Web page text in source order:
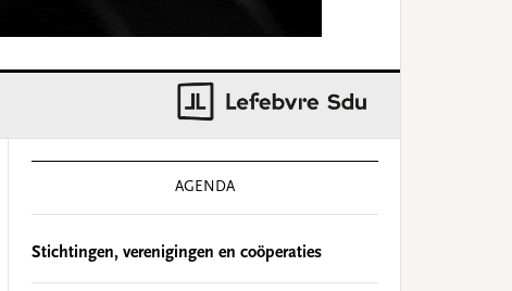
AGENDA
Stichtingen, verenigingen en coöperaties